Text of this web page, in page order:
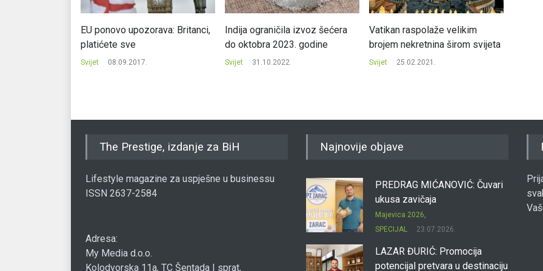
EU ponovo upozorava: Britanci,
platićete sve
Svijet 08.09.2017.
Indija ograničila izvoz šećera
do oktobra 2023. godine
Svijet 31.10.2022.
Vatikan raspolaže velikim
brojem nekretnina širom svijeta
Svijet 25.02.2021.
The Prestige, izdanje za BiH
Lifestyle magazine za uspješne u businessu
ISSN 2637-2584
Adresa:
My Media d.o.o.
Kolodvorska 11a, TC Šentada I sprat,
Najnovije objave
PREDRAG MIĆANOVIĆ: Čuvari
ukusa zavičaja
Majevica 2026
SPECIJAL
23.07.2026.
LAZAR ĐURIĆ: Promocija
potencijal pretvara u destinaciju